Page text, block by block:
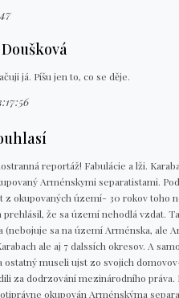
já. Píšu jen to, co se děje.
reportáž! Fabulácie a lži.
Arménskymi separatistami.
z okupovaných území- 30 rokov toho
že sa území nehodlá vzdat.
(nebojuje sa na území Arménska, ale
ale aj 7 dalssích okresov. A
ostatný museli ujst zo svojich
za dodrzování mezinárodního
okupován Arménskýma